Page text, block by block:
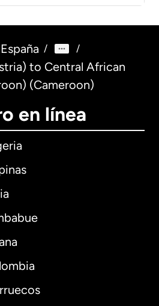
/ /
to Central African
(Cameroon)
en línea